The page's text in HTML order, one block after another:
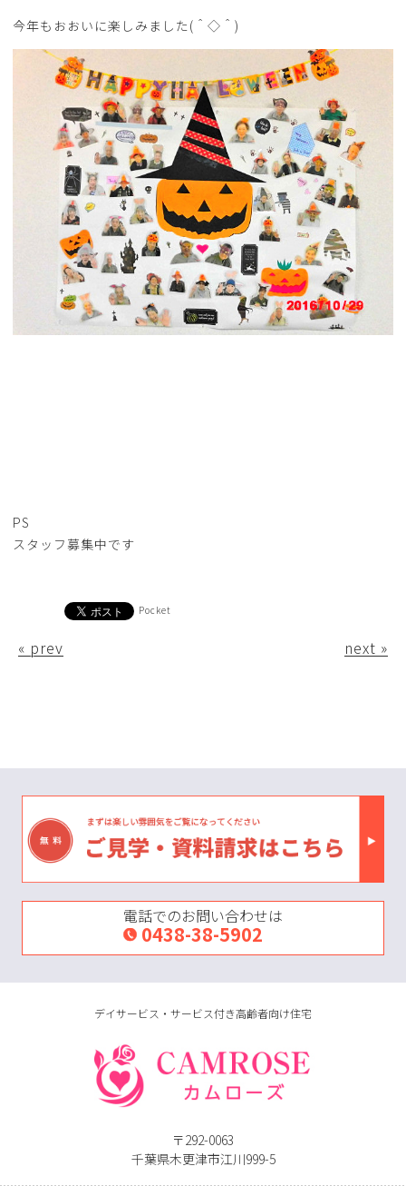
今年もおおいに楽しみました(＾◇＾)
PS
スタッフ募集中です
Pocket
« prev next »
電話でのお問い合わせは
0438-38-5902
デイサービス・サービス付き高齢者向け住宅
〒292-0063
千葉県木更津市江川999-5